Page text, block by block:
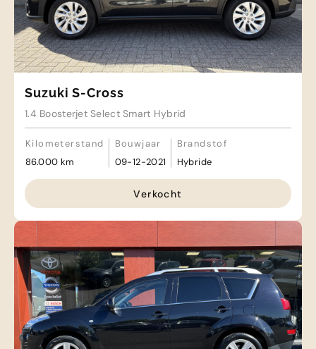
Suzuki S-Cross
1.4 Boosterjet Select Smart Hybrid
Kilometerstand
86.000 km
Bouwjaar
09-12-2021
Brandstof
Hybride
Verkocht